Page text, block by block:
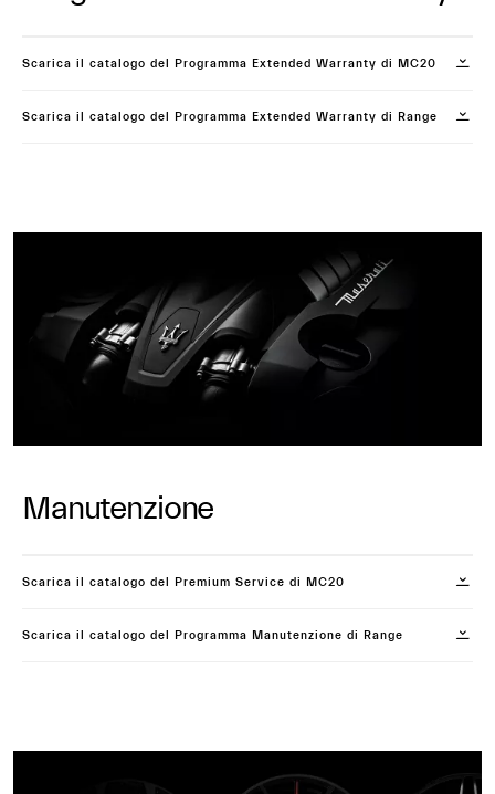
Scarica il catalogo del Programma Extended Warranty di MC20
Scarica il catalogo del Programma Extended Warranty di Range
Manutenzione
Scarica il catalogo del Premium Service di MC20
Scarica il catalogo del Programma Manutenzione di Range